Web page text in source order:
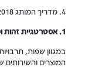
4. מדריך המותג 2018 (גרסה עצמאית; משולב על דרך ההפניה)
1. אסטרטגיית זהות ומדיניות
במגוון שפות,